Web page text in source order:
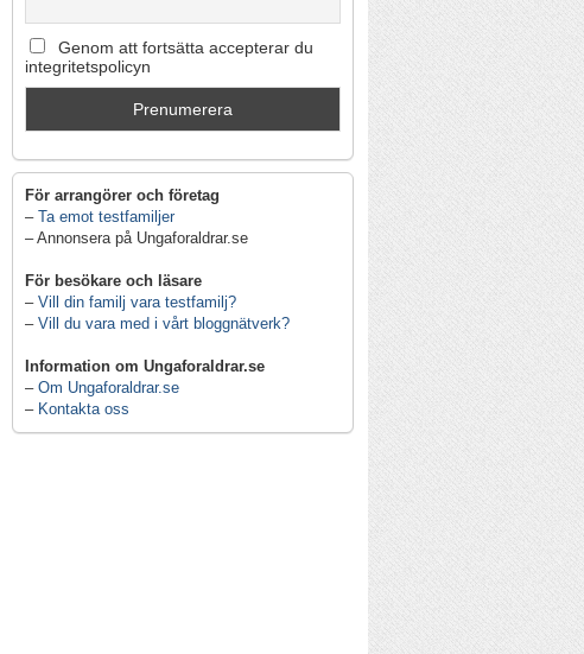
Genom att fortsätta accepterar du
integritetspolicyn
För arrangörer och företag
– Ta emot testfamiljer
– Annonsera på Ungaforaldrar.se
För besökare och läsare
– Vill din familj vara testfamilj?
– Vill du vara med i vårt bloggnätverk?
Information om Ungaforaldrar.se
– Om Ungaforaldrar.se
– Kontakta oss